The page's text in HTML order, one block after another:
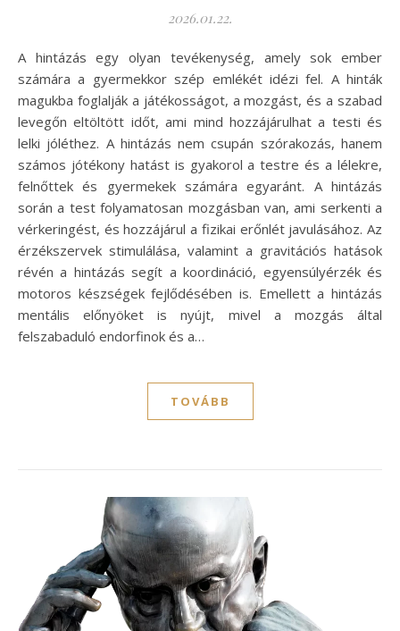
2026.01.22.
A hintázás egy olyan tevékenység, amely sok ember
számára a gyermekkor szép emlékét idézi fel. A hinták
magukba foglalják a játékosságot, a mozgást, és a szabad
levegőn eltöltött időt, ami mind hozzájárulhat a testi és
lelki jóléthez. A hintázás nem csupán szórakozás, hanem
számos jótékony hatást is gyakorol a testre és a lélekre,
felnőttek és gyermekek számára egyaránt. A hintázás
során a test folyamatosan mozgásban van, ami serkenti a
vérkeringést, és hozzájárul a fizikai erőnlét javulásához. Az
érzékszervek stimulálása, valamint a gravitációs hatások
révén a hintázás segít a koordináció, egyensúlyérzék és
motoros készségek fejlődésében is. Emellett a hintázás
mentális előnyöket is nyújt, mivel a mozgás által
felszabaduló endorfinok és a…
TOVÁBB